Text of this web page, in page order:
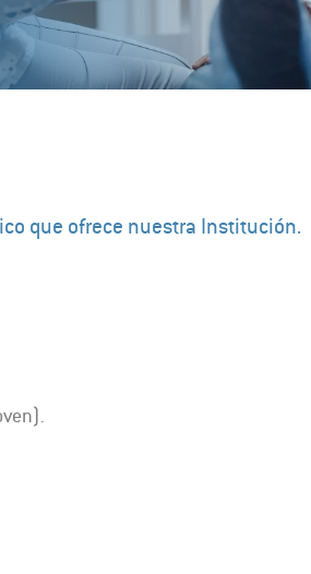
que ofrece nuestra Institución.